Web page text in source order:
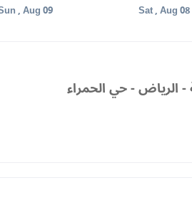
Sun , Aug 09
الرياض - حي الحمراء